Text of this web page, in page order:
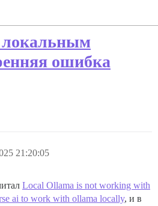
локальным
ошибка
21:20:05
Local Ollama is not working with
ai to work with ollama locally, и в